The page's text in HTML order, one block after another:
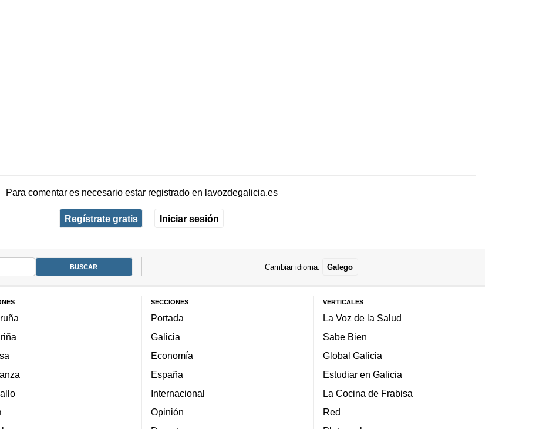
Para comentar es necesario estar registradoen lavozdegalicia.es
Regístrate gratis Iniciar sesión
Cambiar idioma: Galego
SECCIONES
Portada
Galicia
Economía
España
Internacional
Opinión
VERTICALES
La Voz de la Salud
Sabe Bien
Global Galicia
Estudiar en Galicia
La Cocina de Frabisa
Red